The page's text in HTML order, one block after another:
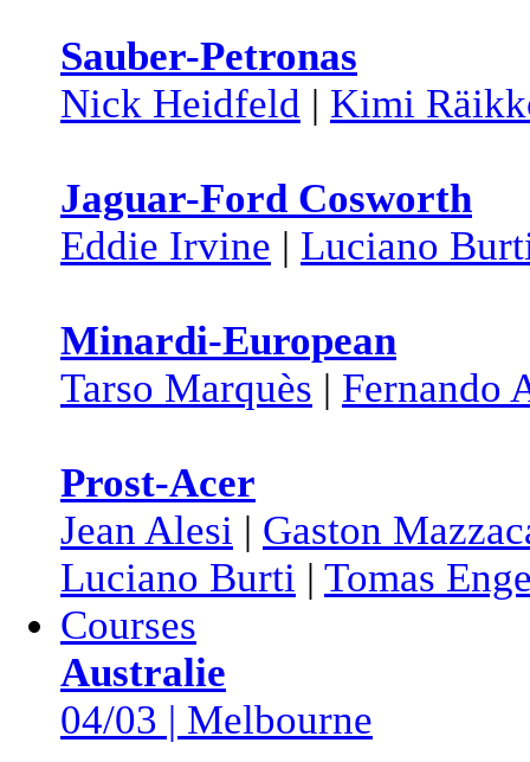
Sauber-Petronas
Nick Heidfeld | Kimi
Jaguar-Ford Cosworth
Eddie Irvine | Luciano
Minardi-European
Tarso Marquès | Fernando
Prost-Acer
Jean Alesi | Gaston
Luciano Burti | Tomas
Courses
Australie
04/03 | Melbourne